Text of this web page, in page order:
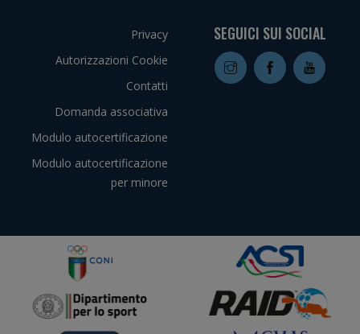
Privacy
Autorizzazioni Cookie
Contatti
Domanda associativa
Modulo autocertificazione
Modulo autocertificazione
per minore
SEGUICI SUI SOCIAL